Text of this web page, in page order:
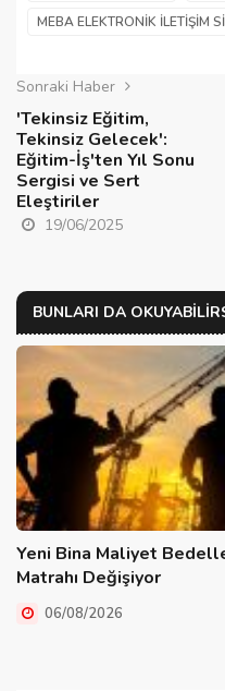
MEBA ELEKTRONIK İLETIŞIM
Sonraki Haber
'Tekinsiz Eğitim,
Tekinsiz Gelecek':
Eğitim-İş'ten Yıl Sonu
Sergisi ve Sert
Eleştiriler
19/06/2025
BUNLARI DA
Yeni Bina Maliyet
Matrahı Değişiyor
06/08/2026